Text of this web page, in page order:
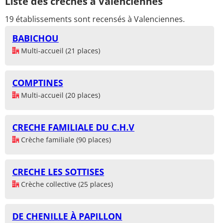
19 établissements sont recensés à Valenciennes.
BABICHOU
Multi-accueil (21 places)
COMPTINES
Multi-accueil (20 places)
CRECHE FAMILIALE DU C.H.V
Crèche familiale (90 places)
CRECHE LES SOTTISES
Crèche collective (25 places)
DE CHENILLE À PAPILLON